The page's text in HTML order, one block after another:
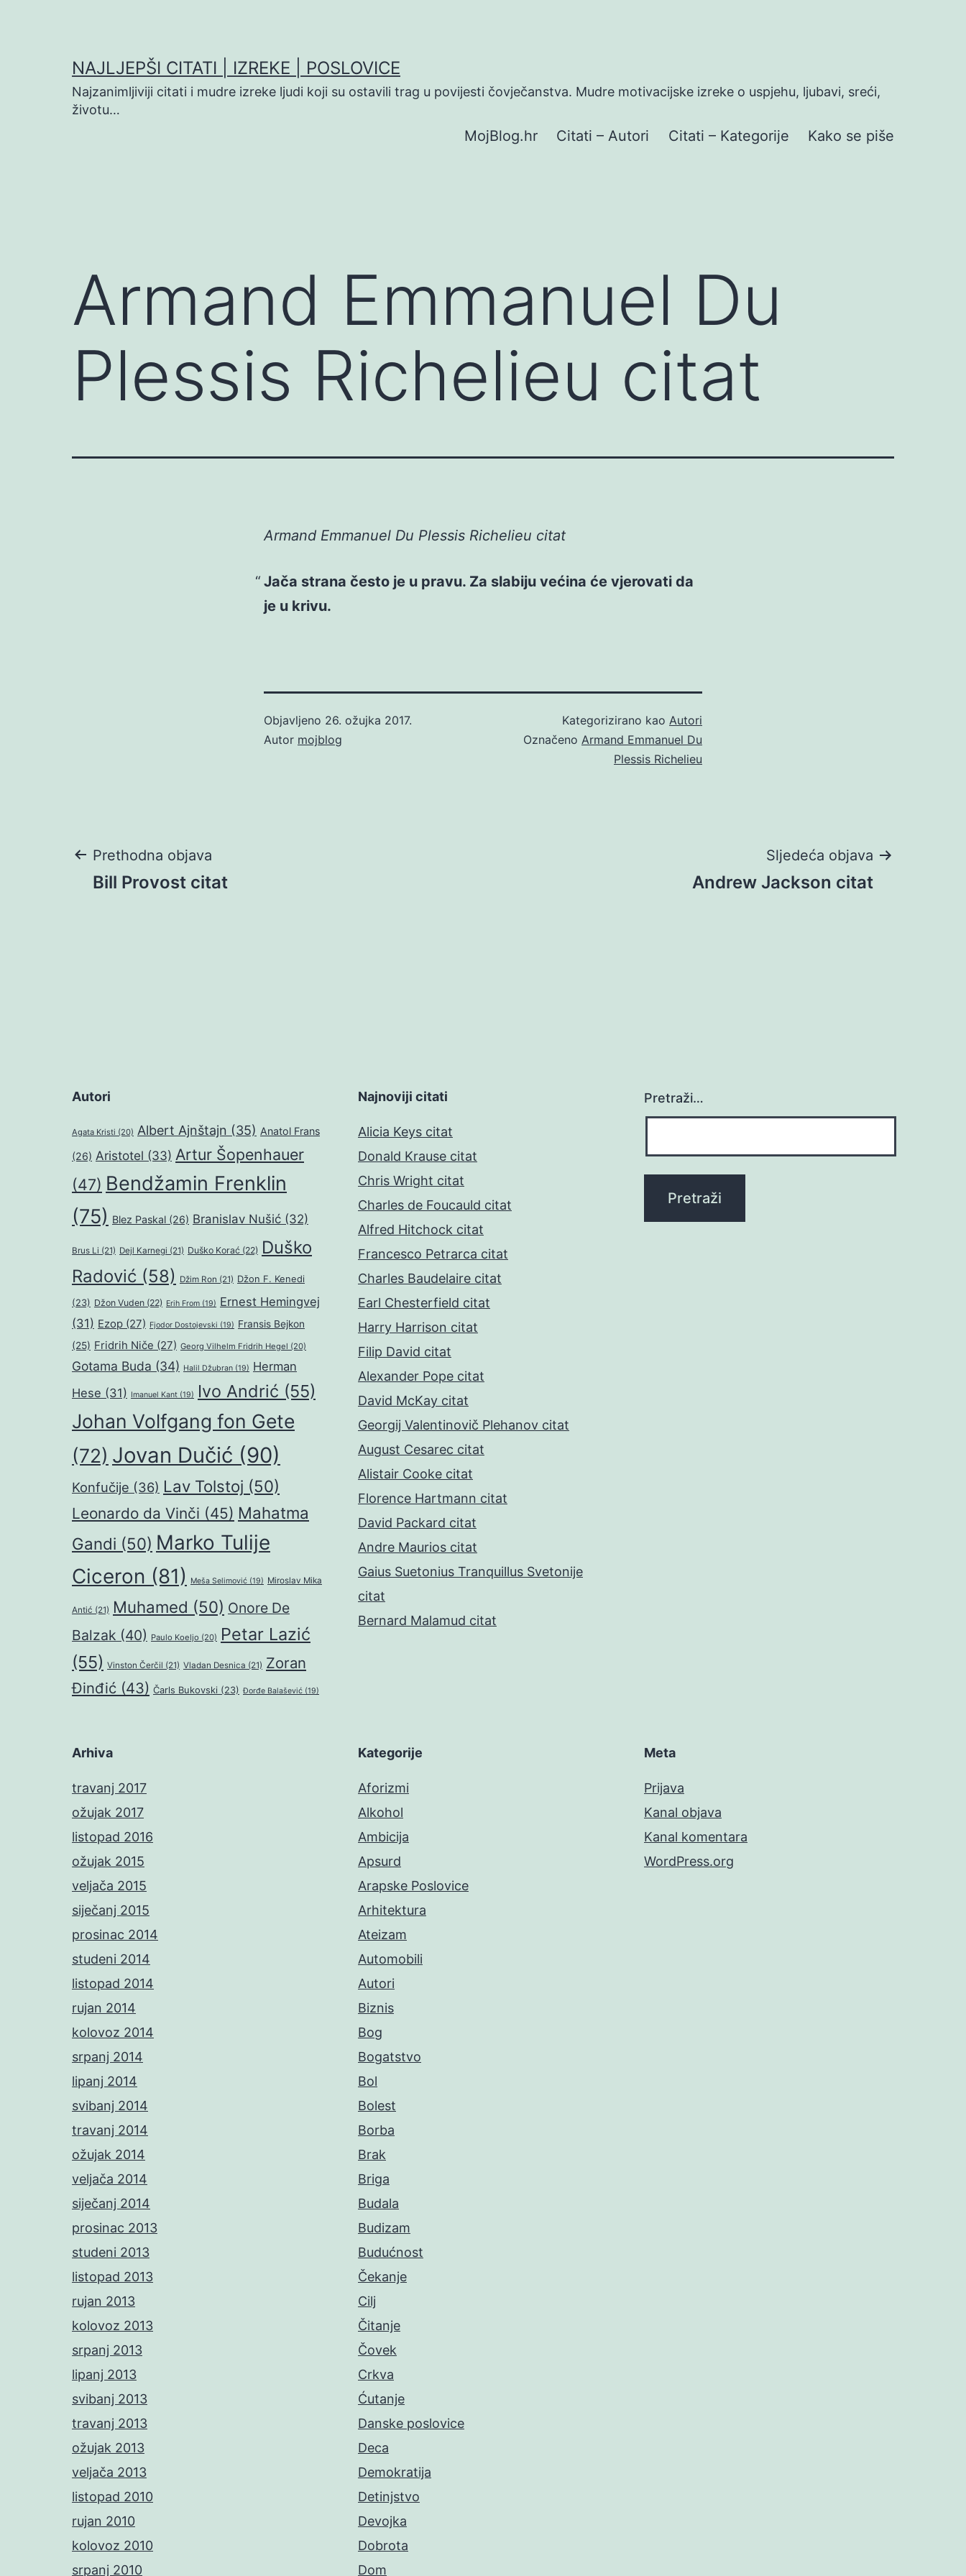
NAJLJEPŠI CITATI | IZREKE | POSLOVICE
Najzanimljiviji citati i mudre izreke ljudi koji su ostavili trag u povijesti čovječanstva. Mudre motivacijske izreke o uspjehu, ljubavi, sreći,
životu…
MojBlog.hr Citati – Autori Citati – Kategorije Kako se piše
Armand Emmanuel Du
Plessis Richelieu citat
Armand Emmanuel Du Plessis Richelieu citat
Jača strana često je u pravu. Za slabiju većina će vjerovati da
je u krivu.
Objavljeno 26. ožujka 2017.
Autor mojblog
Kategorizirano kao Autori
Označeno Armand Emmanuel Du
Plessis Richelieu
Navigacija
Prethodna objava
Bill Provost citat
Sljedeća objava
Andrew Jackson citat
Autori
Agata Kristi (20) Albert Ajnštajn (35) Anatol Frans
(26) Aristotel (33) Artur Šopenhauer
(47) Bendžamin Frenklin
(75) Blez Paskal (26) Branislav Nušić (32)
Brus Li (21) Dejl Karnegi (21) Duško Korać (22) Duško
Radović (58) Džim Ron (21) Džon F. Kenedi
(23) Džon Vuden (22) Erih From (19) Ernest Hemingvej
(31) Ezop (27) Fjodor Dostojevski (19) Fransis Bejkon
(25) Fridrih Niče (27) Georg Vilhelm Fridrih Hegel (20)
Gotama Buda (34) Halil Džubran (19) Herman
Hese (31) Imanuel Kant (19) Ivo Andrić (55)
Johan Volfgang fon Gete
(72) Jovan Dučić (90)
Konfučije (36) Lav Tolstoj (50)
Leonardo da Vinči (45) Mahatma
Gandi (50) Marko Tulije
Ciceron (81) Meša Selimović (19) Miroslav Mika
Antić (21) Muhamed (50) Onore De
Balzak (40) Paulo Koeljo (20) Petar Lazić
(55) Vinston Čerčil (21) Vladan Desnica (21) Zoran
Đinđić (43) Čarls Bukovski (23) Đorđe Balašević (19)
Najnoviji citati
Alicia Keys citat
Donald Krause citat
Chris Wright citat
Charles de Foucauld citat
Alfred Hitchock citat
Francesco Petrarca citat
Charles Baudelaire citat
Earl Chesterfield citat
Harry Harrison citat
Filip David citat
Alexander Pope citat
David McKay citat
Georgij Valentinovič Plehanov citat
August Cesarec citat
Alistair Cooke citat
Florence Hartmann citat
David Packard citat
Andre Maurios citat
Gaius Suetonius Tranquillus Svetonije
citat
Bernard Malamud citat
Pretraži…
Arhiva
travanj 2017
ožujak 2017
listopad 2016
ožujak 2015
veljača 2015
siječanj 2015
prosinac 2014
studeni 2014
listopad 2014
rujan 2014
kolovoz 2014
srpanj 2014
lipanj 2014
svibanj 2014
travanj 2014
ožujak 2014
veljača 2014
siječanj 2014
prosinac 2013
studeni 2013
listopad 2013
rujan 2013
kolovoz 2013
srpanj 2013
lipanj 2013
svibanj 2013
travanj 2013
ožujak 2013
veljača 2013
listopad 2010
rujan 2010
kolovoz 2010
srpanj 2010
Kategorije
Aforizmi
Alkohol
Ambicija
Apsurd
Arapske Poslovice
Arhitektura
Ateizam
Automobili
Autori
Biznis
Bog
Bogatstvo
Bol
Bolest
Borba
Brak
Briga
Budala
Budizam
Budućnost
Čekanje
Cilj
Čitanje
Čovek
Crkva
Ćutanje
Danske poslovice
Deca
Demokratija
Detinjstvo
Devojka
Dobrota
Dom
Meta
Prijava
Kanal objava
Kanal komentara
WordPress.org